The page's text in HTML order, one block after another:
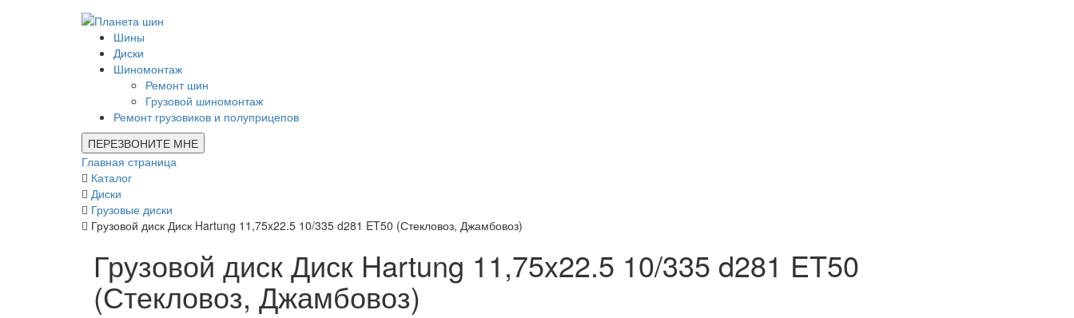
Шины
Диски
Шиномонтаж
Ремонт шин
Грузовой шиномонтаж
Ремонт грузовиков и полуприцепов
ПЕРЕЗВОНИТЕ МНЕ
Главная страница
Каталог
Диски
Грузовые диски
Грузовой диск Диск Hartung 11,75x22.5 10/335 d281 ET50 (Стекловоз, Джамбовоз)
Грузовой диск Диск Hartung 11,75x22.5 10/335 d281 ET50
(Стекловоз, Джамбовоз)